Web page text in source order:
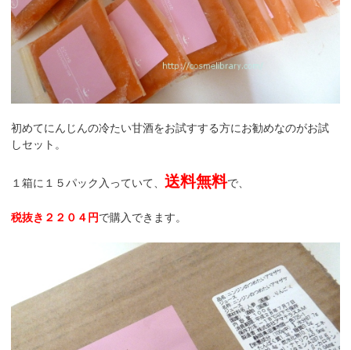
初めてにんじんの冷たい甘酒をお試すする方にお勧めなのがお試
しセット。
１箱に１５パック入っていて、送料無料で、
税抜き２２０４円で購入できます。